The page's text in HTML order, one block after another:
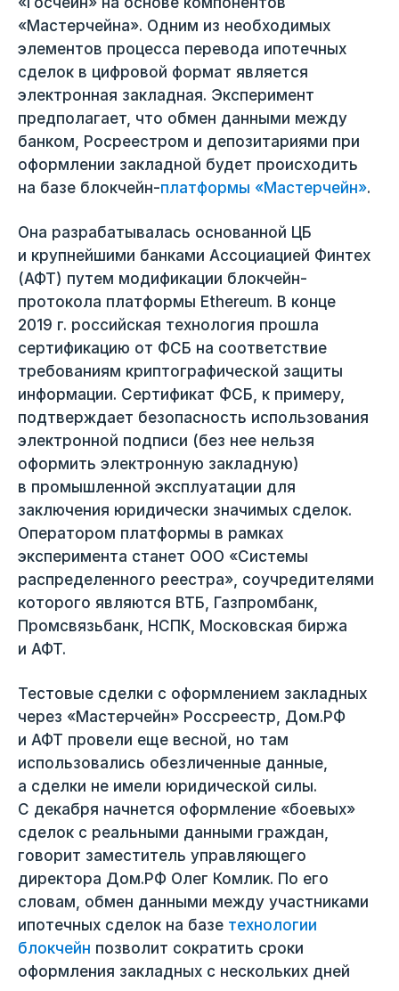
«Мастерчейна». Одним из необходимых
элементов процесса перевода ипотечных
сделок в цифровой формат является
электронная закладная. Эксперимент
предполагает, что обмен данными между
банком, Росреестром и депозитариями при
оформлении закладной будет происходить
на базе блокчейн-платформы «Мастерчейн».
Она разрабатывалась основанной ЦБ
и крупнейшими банками Ассоциацией Финтех
(АФТ) путем модификации блокчейн-
протокола платформы Ethereum. В конце
2019 г. российская технология прошла
сертификацию от ФСБ на соответствие
требованиям криптографической защиты
информации. Сертификат ФСБ, к примеру,
подтверждает безопасность использования
электронной подписи (без нее нельзя
оформить электронную закладную)
в промышленной эксплуатации для
заключения юридически значимых сделок.
Оператором платформы в рамках
эксперимента станет ООО «Системы
распределенного реестра», соучредителями
которого являются ВТБ, Газпромбанк,
Промсвязьбанк, НСПК, Московская биржа
и АФТ.
Тестовые сделки с оформлением закладных
через «Мастерчейн» Россреестр, Дом.РФ
и АФТ провели еще весной, но там
использовались обезличенные данные,
а сделки не имели юридической силы.
С декабря начнется оформление «боевых»
сделок с реальными данными граждан,
говорит заместитель управляющего
директора Дом.РФ Олег Комлик. По его
словам, обмен данными между участниками
ипотечных сделок на базе технологии
блокчейн позволит сократить сроки
оформления закладных с нескольких дней